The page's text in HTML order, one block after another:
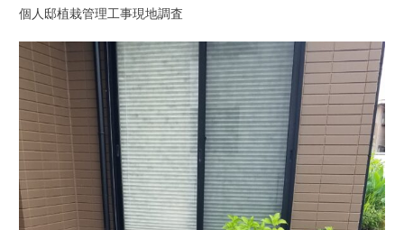
個人邸植栽管理工事現地調査